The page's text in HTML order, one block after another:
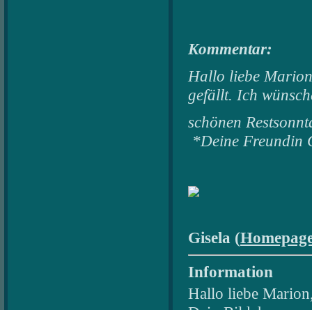
Kommentar:
Hallo liebe
gefällt. Ich
schönen
*Deine Freundin
Gisela (
Information
Hallo liebe